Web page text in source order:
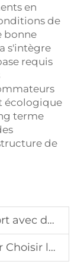
en
de
bonne
s'intègre
requis
écologique
terme
de
: un guide complet
pour Votre Maison